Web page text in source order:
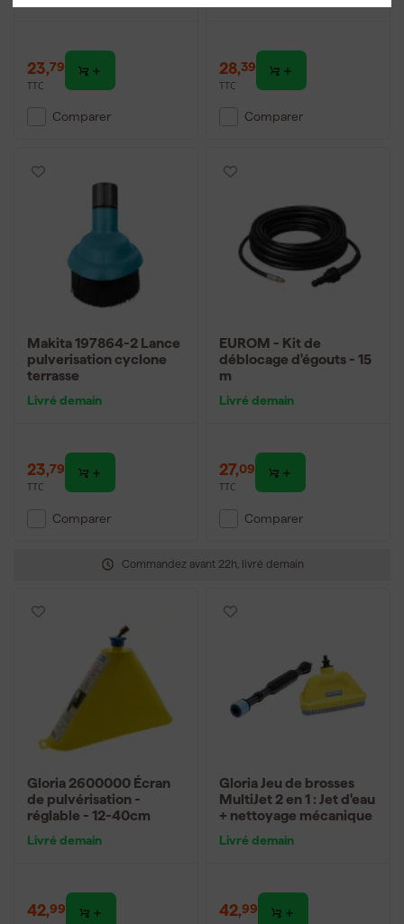
Commandez avant 22h, livré demain
23,79
TTC
Comparer
28,39
TTC
Comparer
Makita 197864-2 Lance
pulverisation cyclone
terrasse
Livré demain
23,79
TTC
Comparer
EUROM - Kit de
déblocage d'égouts - 15
m
Livré demain
27,09
TTC
Comparer
Gloria 2600000 Écran
de pulvérisation -
réglable - 12-40cm
Livré demain
42,99
Gloria Jeu de brosses
MultiJet 2 en 1 : Jet d'eau
+ nettoyage mécanique
Livré demain
42,99